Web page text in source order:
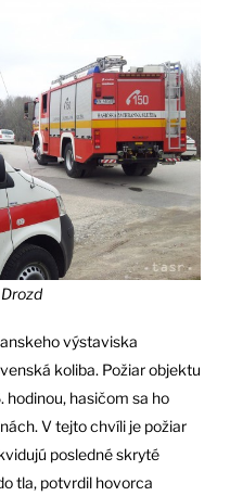
výstaviska
koliba. Požiar objektu
hodinou, hasičom sa ho
V tejto chvíli je požiar
posledné skryté
tla, potvrdil hovorca